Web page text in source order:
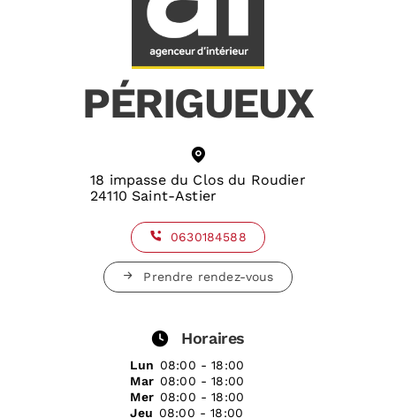
PÉRIGUEUX
18 impasse du Clos du Roudier
24110 Saint-Astier
0630184588
Prendre rendez-vous
Horaires
Lun 08:00 - 18:00
Mar 08:00 - 18:00
Mer 08:00 - 18:00
Jeu 08:00 - 18:00